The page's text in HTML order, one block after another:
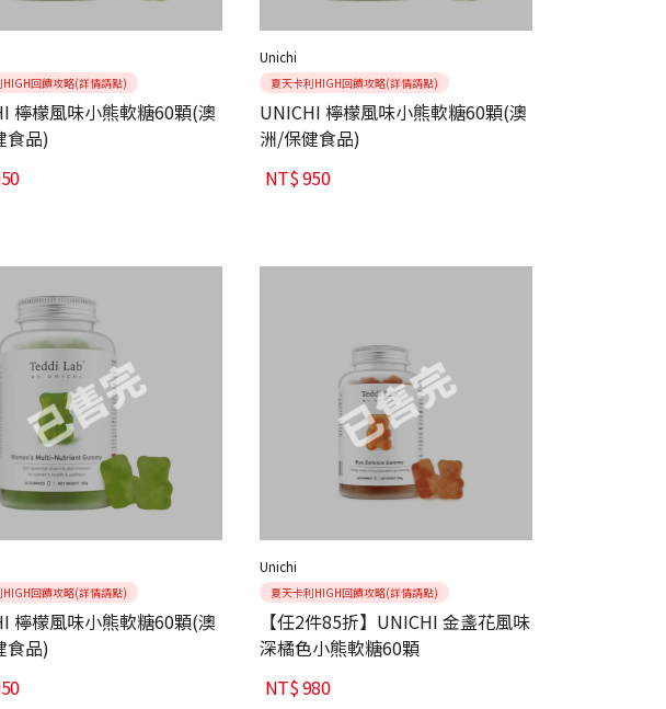
HIGH回饋攻略(詳情請點)
檸檬風味小熊軟糖60顆(澳
食品)
Unichi
夏天卡利HIGH回饋攻略(詳情請點)
UNICHI 檸檬風味小熊軟糖60顆(澳
洲/保健食品)
NT$950
HIGH回饋攻略(詳情請點)
檸檬風味小熊軟糖60顆(澳
食品)
Unichi
夏天卡利HIGH回饋攻略(詳情請點)
【任2件85折】UNICHI 金盞花風味
深橘色小熊軟糖60顆
NT$980